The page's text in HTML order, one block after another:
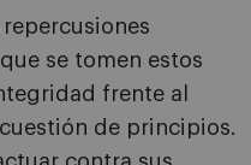
se tomen estos
frente al
de principios.